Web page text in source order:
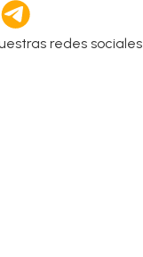
redes sociales